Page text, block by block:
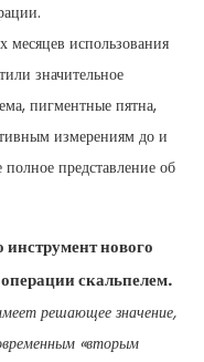
использования
значительное
пигментные пятна,
измерениям до и
представление об
нового
скальпелем.
решающее значение,
«вторым